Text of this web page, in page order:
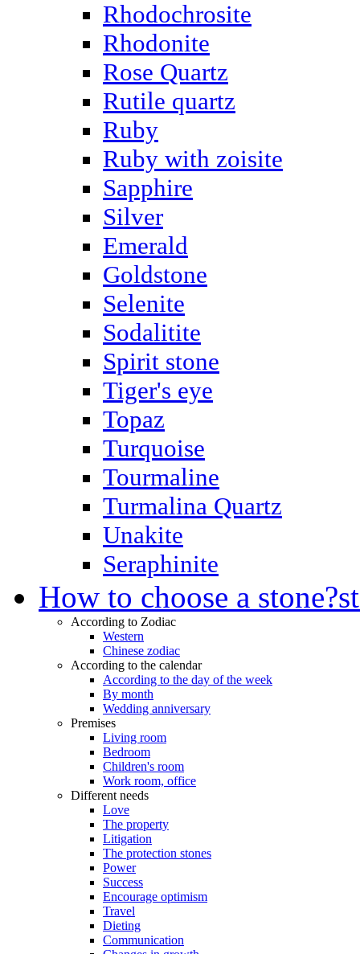
Rhodochrosite
Rhodonite
Rose Quartz
Rutile quartz
Ruby
Ruby with zoisite
Sapphire
Silver
Emerald
Goldstone
Selenite
Sodalitite
Spirit stone
Tiger's eye
Topaz
Turquoise
Tourmaline
Turmalina Quartz
Unakite
Seraphinite
How to choose a stone?
According to Zodiac
Western
Chinese zodiac
According to the calendar
According to the day of the week
By month
Wedding anniversary
Premises
Living room
Bedroom
Children's room
Work room, office
Different needs
Love
The property
Litigation
The protection stones
Power
Success
Encourage optimism
Travel
Dieting
Communication